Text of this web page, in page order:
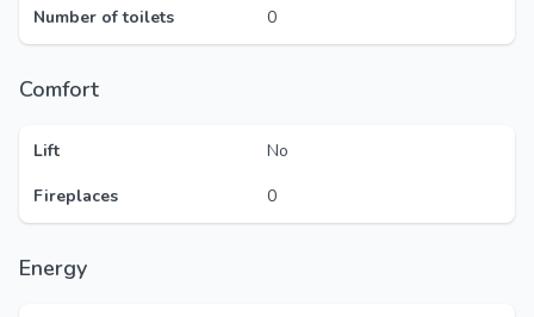
Number of toilets
0
Comfort
Lift
No
Fireplaces
0
Energy